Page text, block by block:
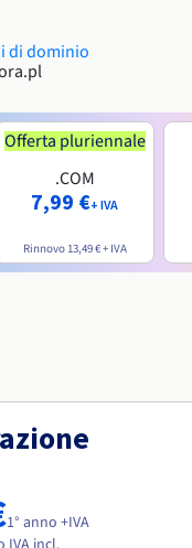
di dominio
Offerta pluriennale
.COM
7,99 €+ IVA
Rinnovo 13,49 €+ IVA
1° anno +IVA